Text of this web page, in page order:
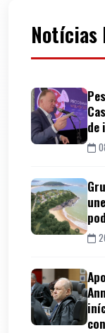
Notícias
de